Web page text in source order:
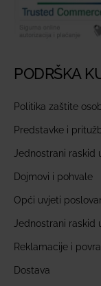
PODRŠKA
Politika zaštite
Predstavke i
Jednostrani raskid
Dojmovi i pohvale
Opći uvjeti
Jednostrani raskid
Reklamacije i
Dostava